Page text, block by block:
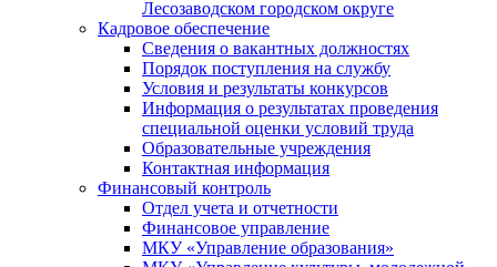
Лесозаводском городском округе
Кадровое обеспечение
Сведения о вакантных должностях
Порядок поступления на службу
Условия и результаты конкурсов
Информация о результатах проведения
специальной оценки условий труда
Образовательные учреждения
Контактная информация
Финансовый контроль
Отдел учета и отчетности
Финансовое управление
МКУ «Управление образования»